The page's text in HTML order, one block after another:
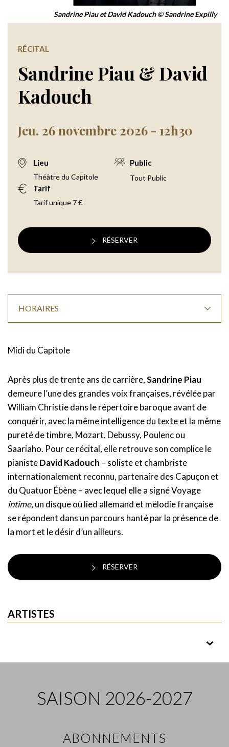
Sandrine Piau et David Kadouch © Sandrine Expilly
Sandrine Piau & David
Kadouch
RÉCITAL
Jeu. 26 novembre 2026 - 12h30
Lieu
Théâtre du Capitole
Public
Tout Public
Tarif
Tarif unique 7 €
RÉSERVER
HORAIRES
Midi du Capitole
Après plus de trente ans de carrière,Sandrine Piau
demeure l’une des grandes voix françaises, révélée par
William Christie dans le répertoire baroque avant de
conquérir, avec la même intelligence du texte et la même
pureté de timbre, Mozart, Debussy, Poulenc ou
Saariaho. Pour ce récital, elle retrouve son complice le
pianisteDavid Kadouch – soliste et chambriste
internationalement reconnu, partenaire des Capuçon et
du Quatuor Ébène – avec lequel elle a signé Voyage
intime, un disque où lied allemand et mélodie française
se répondent dans un parcours hanté par la présence de
la mort et le désir d’un ailleurs.
RÉSERVER
ARTISTES
SAISON 2026-2027
ABONNEMENTS